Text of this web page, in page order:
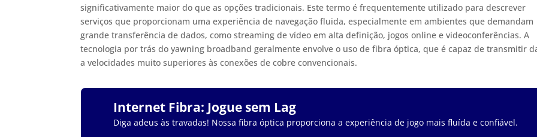
significativamente maior do que as opções tradicionais. Este termo é frequentemente utilizado para descrever
serviços que proporcionam uma experiência de navegação fluida, especialmente em ambientes que demandam
grande transferência de dados, como streaming de vídeo em alta definição, jogos online e videoconferências. A
tecnologia por trás do yawning broadband geralmente envolve o uso de fibra óptica, que é capaz de transmitir
a velocidades muito superiores às conexões de cobre convencionais.
Internet Fibra: Jogue sem Lag
Diga adeus às travadas! Nossa fibra óptica proporciona a experiência de jogo mais fluída e confiável.